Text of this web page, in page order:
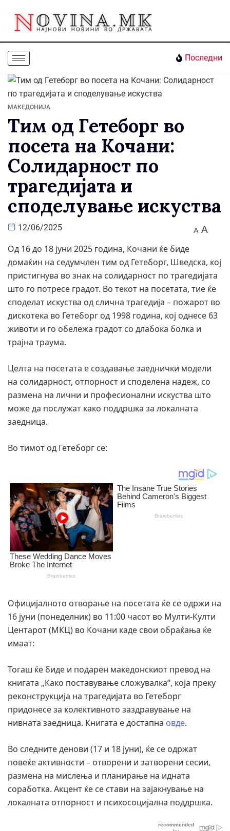
Последни
МАКЕДОНИЈА
Тим од Гетеборг во
посета на Кочани:
Солидарност по
трагедијата и
споделување искуства
12/06/2025 A A
Од 16 до 18 јуни 2025 година, Кочани ќе биде
домаќин на седумчлен тим од Гетеборг, Шведска, кој
пристигнува во знак на солидарност по трагедијата
што го потресе градот. Во текот на посетата, тие ќе
споделат искуства од слична трагедија – пожарот во
дискотека во Гетеборг од 1998 година, кој однесе 63
животи и го обележа градот со длабока болка и
трајна траума.
Целта на посетата е создавање заеднички модели
на солидарност, отпорност и споделена надеж, со
размена на лични и професионални искуства што
може да послужат како поддршка за локалната
заедница.
Во тимот од Гетеборг се:
Официјалното отворање на посетата ќе се одржи на
16 јуни (понеделник) во 11:00 часот во Мулти-Култи
Центарот (МКЦ) во Кочани каде свои обраќања ќе
имаат:
Тогаш ќе биде и подарен македонскиот превод на
книгата „Како поставување сложувалка“, која преку
реконструкција на трагедијата во Гетеборг
придонесе за колективното заздравување на
нивната заедница. Книгата е достапна овде.
Во следните денови (17 и 18 јуни), ќе се одржат
повеќе активности – отворени и затворени сесии,
размена на мислења и планирање на идната
соработка. Акцент ќе се стави на зајакнување на
локалната отпорност и психосоцијална поддршка.